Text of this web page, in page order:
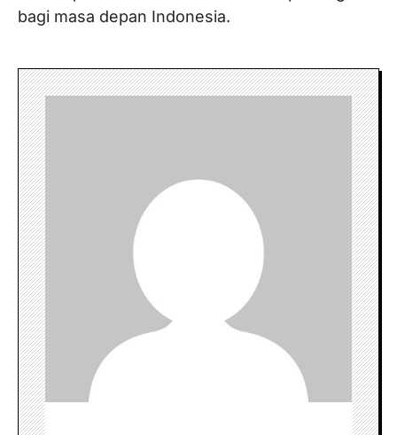
bagi masa depan Indonesia.